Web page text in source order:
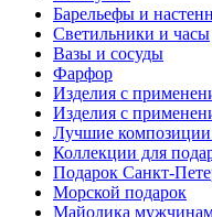
Барельефы и
Светильники и часы
Вазы и сосуды
Фарфор
Изделия с
Изделия с
Лучшие
Коллекции для
Подарок Санкт-
Морской подарок
Майолика